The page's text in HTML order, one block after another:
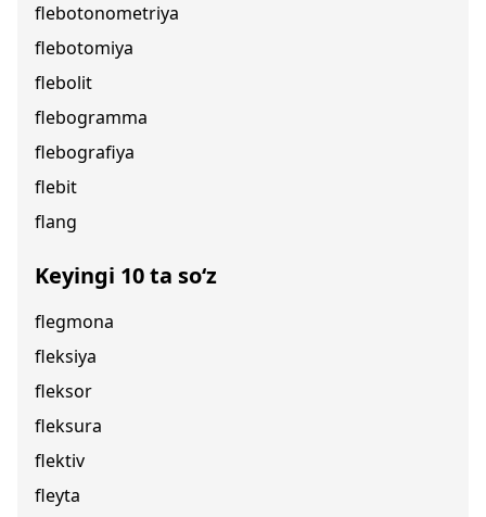
flebotonometriya
flebotomiya
flebolit
flebogramma
flebografiya
flebit
flang
Keyingi 10 ta so‘z
flegmona
fleksiya
fleksor
fleksura
flektiv
fleyta